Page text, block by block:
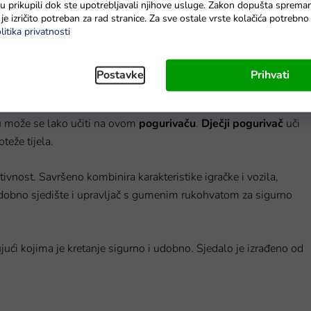
prikupili dok ste upotrebljavali njihove usluge. Zakon dopušta
izričito potreban za rad stranice. Za sve ostale vrste kolačića
privatnosti
Postavke Prihvati
Na zalihama
se lako učiti na ovom pogurivaču. Dječji pogurivač uči
tijela.
Savršeno kombinira karakteristike igračke i vozila,
sjedište i upravljač s gumenim rukohvatom za sigurno
kojima je kretanje sigurno i udobno. Sjedalo je izrađeno od